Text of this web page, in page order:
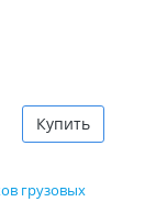
Купить